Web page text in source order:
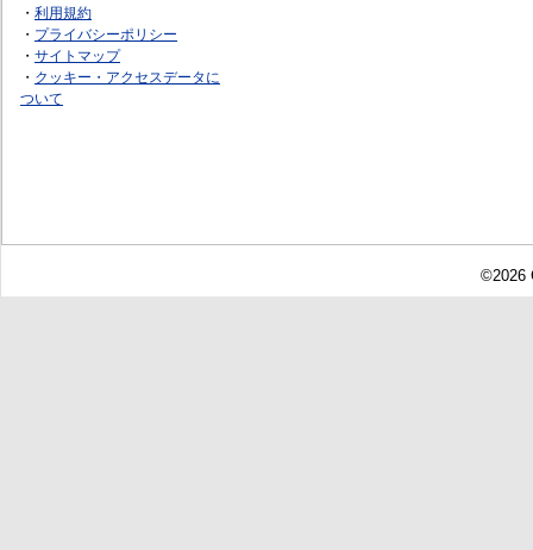
・ 利用規約
・ プライバシーポリシー
・ サイトマップ
・ クッキー・アクセスデータに
ついて
©2026